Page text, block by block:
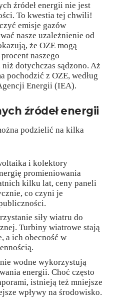
źródeł energii nie jest
To kwestia tej chwili!
emisje gazów
nasze uzależnienie od
że OZE mogą
naszego
dotychczas sądzono. Aż
pochodzić z OZE, według
Energii (IEA).
źródeł energii
podzielić na kilka
i kolektory
promieniowania
kilku lat, ceny paneli
co czyni je
siły wiatru do
Turbiny wiatrowe stają
a ich obecność w
wodne wykorzystują
energii. Choć często
istnieją też mniejsze
wpływy na środowisko.